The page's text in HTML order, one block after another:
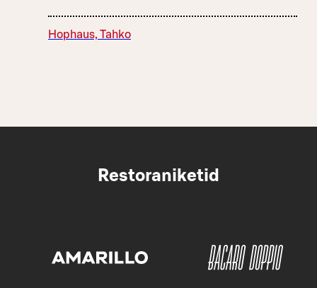
Hophaus, Tahko
Restoraniketid